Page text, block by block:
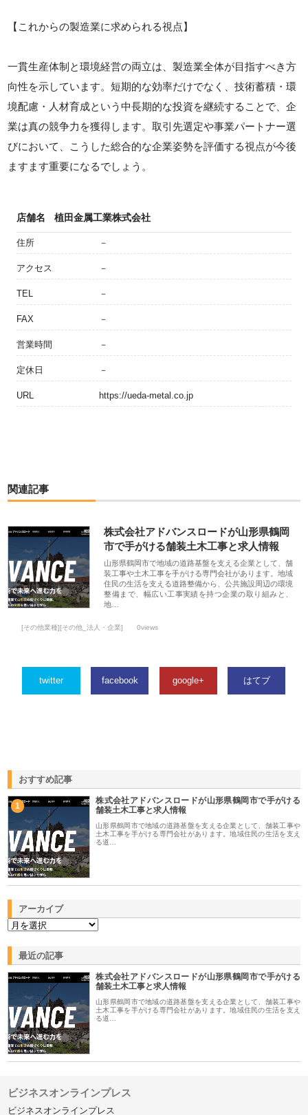
【これからの製造業に求められる視点】
一貫生産体制と環境経営の両立は、製造業全体が目指すべき方
向性を示しています。短期的な効率だけでなく、技術蓄積・環
境配慮・人材育成という中長期的な投資を継続することで、企
業は真の競争力を獲得します。取引先選定や事業パートナー選
びにおいて、こうした総合的な企業姿勢を評価する視点が今後
ますます重要になるでしょう。
店舗名 植田金属工業株式会社
住所 －
アクセス －
TEL －
FAX －
営業時間 －
定休日 －
URL https://ueda-metal.co.jp
関連記事
株式会社アドバンスロードが山形県鶴岡
市で手がける舗装土木工事と求人情報
山形県鶴岡市で地域の道路基盤を支える企業として、舗
装工事や土木工事を手がける専門会社があります。地域
住民の生活を支える道路整備から、公共施設周辺の環境
整備まで、幅広い工事実績を持つ企業の取り組みと、
地…
[その他業種][その他_法人・企業] 0views
twitter facebook google+ はてブ
おすすめ記事
1
株式会社アドバンスロードが山形県鶴岡市で手がける
舗装土木工事と求人情報
山形県鶴岡市で地域の道路基盤を支える企業として、舗装工事や
土木工事を手がける専門会社があります。地域住民の生活を支え
る道…
アーカイブ
最近の記事
株式会社アドバンスロードが山形県鶴岡市で手がける
舗装土木工事と求人情報
山形県鶴岡市で地域の道路基盤を支える企業として、舗装工事や
土木工事を手がける専門会社があります。地域住民の生活を支え
る道…
ビジネスオンラインプレス
ビジネスオンラインプレス